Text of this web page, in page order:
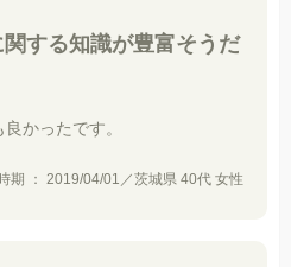
関する知識が豊富そうだ
かったです。
期 ： 2019/04/01／茨城県 40代 女性